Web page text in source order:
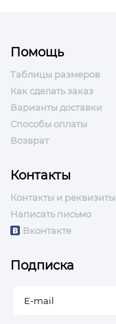
Помощь
Таблицы размеров
Как сделать заказ
Варианты доставки
Способы оплаты
Возврат
Контакты
Контакты и реквизиты
Написать письмо
Вконтакте
Подписка